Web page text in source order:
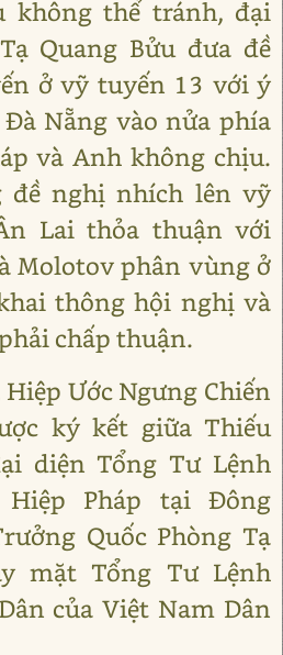
không thể tránh, đại
Quang Bửu đưa đề
ở vỹ tuyến 13 với ý
Nẵng vào nửa phía
và Anh không chịu.
đề nghị nhích lên vỹ
Lai thỏa thuận với
Molotov phân vùng ở
thông hội nghị và
chấp thuận.
Ước Ngưng Chiến
ký kết giữa Thiếu
diện Tổng Tư Lệnh
Pháp tại Đông
Quốc Phòng Tạ
mặt Tổng Tư Lệnh
của Việt Nam Dân